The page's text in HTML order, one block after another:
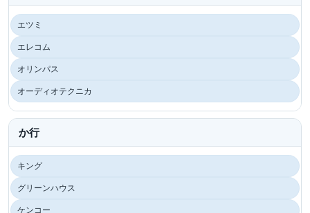
エツミ
エレコム
オリンパス
オーディオテクニカ
か行
キング
グリーンハウス
ケンコー